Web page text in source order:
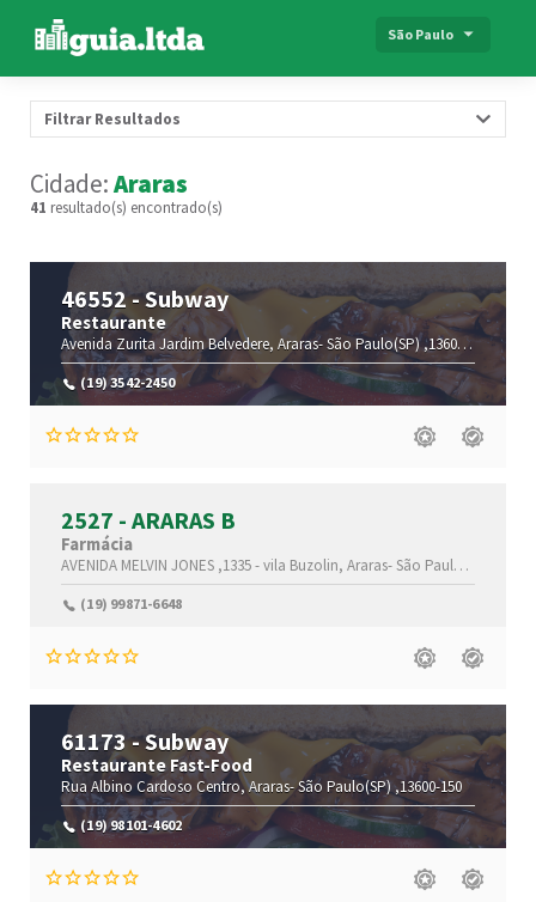
São Paulo
Filtrar Resultados
Cidade:Araras
41 resultado(s) encontrado(s)
46552 - Subway
Restaurante
Avenida ZuritaJardim Belvedere, Araras-São Paulo(SP),13601-020
(19) 3542-2450
2527 - ARARAS B
Farmácia
AVENIDA MELVIN JONES ,1335 -vila Buzolin, Araras-São Paulo(SP)
(19) 99871-6648
61173 - Subway
Restaurante Fast-Food
Rua Albino Cardoso Centro,Araras-São Paulo(SP),13600-150
(19) 98101-4602